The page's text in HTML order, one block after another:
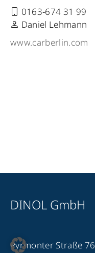
0163-674 31 99
Daniel Lehmann
www.carberlin.com
DINOL GmbH
Pyrmonter Straße 76